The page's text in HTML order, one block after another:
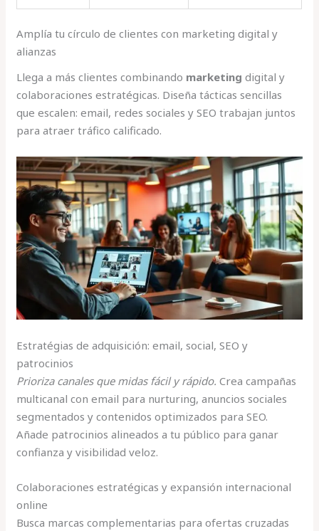
Amplía tu círculo de clientes con marketing digital y
alianzas
Llega a más clientes combinando marketing digital y
colaboraciones estratégicas. Diseña tácticas sencillas
que escalen: email, redes sociales y SEO trabajan juntos
para atraer tráfico calificado.
Estratégias de adquisición: email, social, SEO y
patrocinios
Prioriza canales que midas fácil y rápido. Crea campañas
multicanal con email para nurturing, anuncios sociales
segmentados y contenidos optimizados para SEO.
Añade patrocinios alineados a tu público para ganar
confianza y visibilidad veloz.
Colaboraciones estratégicas y expansión internacional
online
Busca marcas complementarias para ofertas cruzadas